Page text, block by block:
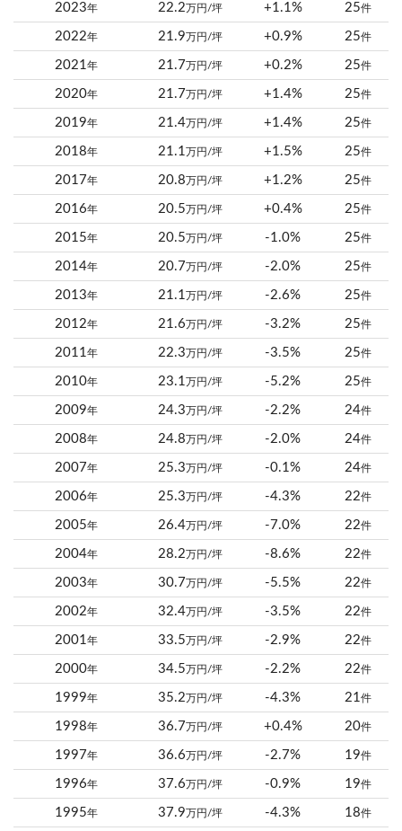
2023年 22.2 万円/坪 +1.1% 25件
2022年 21.9 万円/坪 +0.9% 25件
2021年 21.7 万円/坪 +0.2% 25件
2020年 21.7 万円/坪 +1.4% 25件
2019年 21.4 万円/坪 +1.4% 25件
2018年 21.1 万円/坪 +1.5% 25件
2017年 20.8 万円/坪 +1.2% 25件
2016年 20.5 万円/坪 +0.4% 25件
2015年 20.5 万円/坪 -1.0% 25件
2014年 20.7 万円/坪 -2.0% 25件
2013年 21.1 万円/坪 -2.6% 25件
2012年 21.6 万円/坪 -3.2% 25件
2011年 22.3 万円/坪 -3.5% 25件
2010年 23.1 万円/坪 -5.2% 25件
2009年 24.3 万円/坪 -2.2% 24件
2008年 24.8 万円/坪 -2.0% 24件
2007年 25.3 万円/坪 -0.1% 24件
2006年 25.3 万円/坪 -4.3% 22件
2005年 26.4 万円/坪 -7.0% 22件
2004年 28.2 万円/坪 -8.6% 22件
2003年 30.7 万円/坪 -5.5% 22件
2002年 32.4 万円/坪 -3.5% 22件
2001年 33.5 万円/坪 -2.9% 22件
2000年 34.5 万円/坪 -2.2% 22件
1999年 35.2 万円/坪 -4.3% 21件
1998年 36.7 万円/坪 +0.4% 20件
1997年 36.6 万円/坪 -2.7% 19件
1996年 37.6 万円/坪 -0.9% 19件
1995年 37.9 万円/坪 -4.3% 18件